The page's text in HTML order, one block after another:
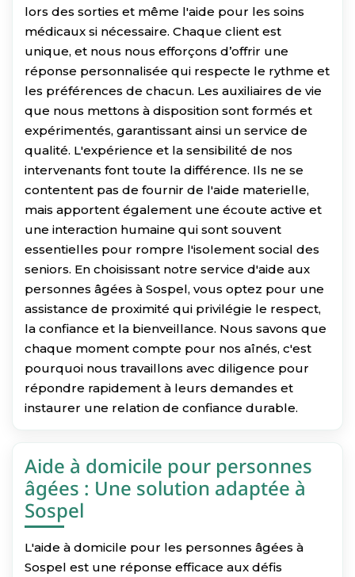
lors des sorties et même l'aide pour les soins
médicaux si nécessaire. Chaque client est
unique, et nous nous efforçons d’offrir une
réponse personnalisée qui respecte le rythme et
les préférences de chacun. Les auxiliaires de vie
que nous mettons à disposition sont formés et
expérimentés, garantissant ainsi un service de
qualité. L'expérience et la sensibilité de nos
intervenants font toute la différence. Ils ne se
contentent pas de fournir de l'aide materielle,
mais apportent également une écoute active et
une interaction humaine qui sont souvent
essentielles pour rompre l'isolement social des
seniors. En choisissant notre service d'aide aux
personnes âgées à Sospel, vous optez pour une
assistance de proximité qui privilégie le respect,
la confiance et la bienveillance. Nous savons que
chaque moment compte pour nos aînés, c'est
pourquoi nous travaillons avec diligence pour
répondre rapidement à leurs demandes et
instaurer une relation de confiance durable.
Aide à domicile pour personnes
âgées : Une solution adaptée à
Sospel
L'aide à domicile pour les personnes âgées à
Sospel est une réponse efficace aux défis